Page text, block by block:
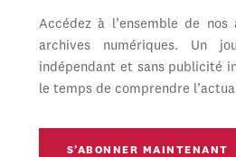
Accédez à l’ensemble de
archives numériques. Un
indépendant et sans publicité
le temps de comprendre
S’ABONNER MAINTENANT